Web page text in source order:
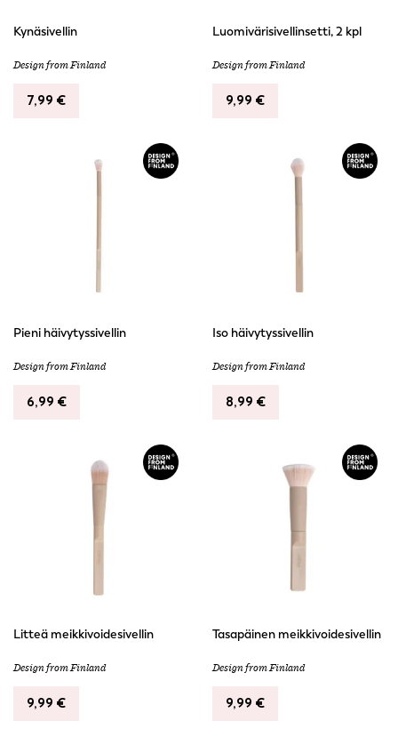
Kynäsivellin
Design from Finland
7,99 €
Luomivärisivellinsetti, 2 kpl
Design from Finland
9,99 €
Pieni häivytyssivellin
Design from Finland
6,99 €
Iso häivytyssivellin
Design from Finland
8,99 €
Litteä meikkivoidesivellin
Design from Finland
9,99 €
Tasapäinen meikkivoidesivellin
Design from Finland
9,99 €